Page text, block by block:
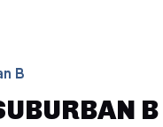
B
B